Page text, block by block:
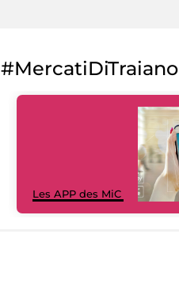
#MercatiDiTraiano
Les APP des MiC